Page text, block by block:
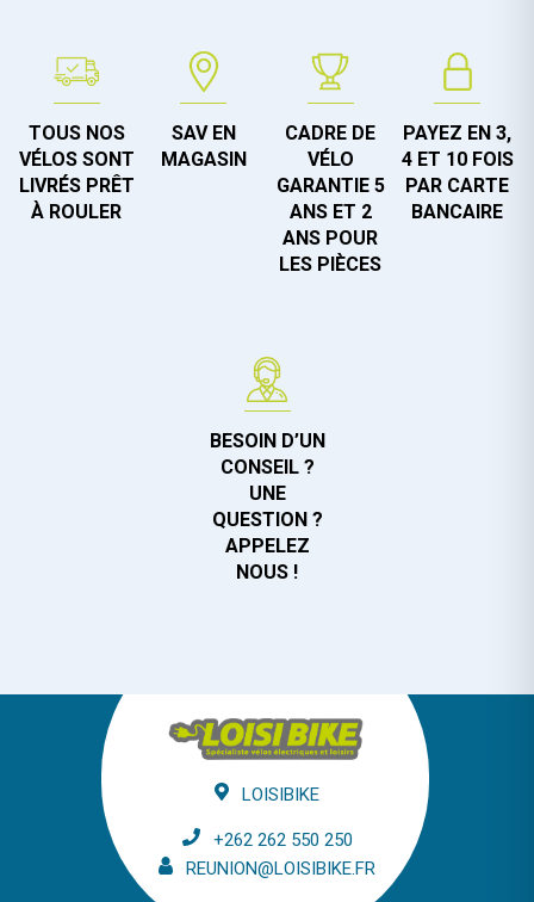
TOUS NOS
VÉLOS SONT
LIVRÉS PRÊT
À ROULER
SAV EN
MAGASIN
CADRE DE
VÉLO
GARANTIE 5
ANS ET 2
ANS POUR
LES PIÈCES
PAYEZ EN 3,
4 ET 10 FOIS
PAR CARTE
BANCAIRE
BESOIN D’UN
CONSEIL ?
UNE
QUESTION ?
APPELEZ
NOUS !
LOISIBIKE
+262 262 550 250
REUNION@LOISIBIKE.FR